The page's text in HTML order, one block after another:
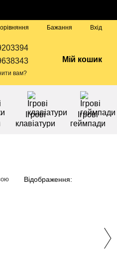
Бажання Вхід
вам?
Мій кошик
Ігрові
клавіатури
Ігрові
геймпади
Відображення: